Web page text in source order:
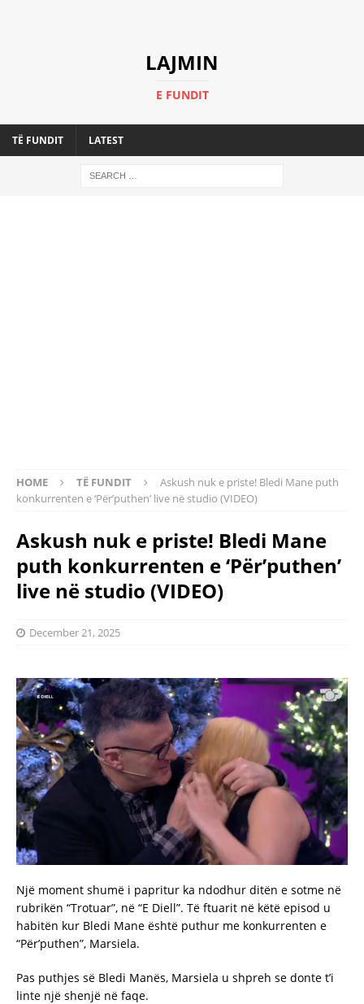
LAJMIN
E FUNDIT
TË FUNDIT LATEST
HOME TË FUNDIT
Askush nuk e priste! Bledi Mane puth
konkurrenten e ‘Për’puthen’ live në studio (VIDEO)
Askush nuk e priste! Bledi Mane
puth konkurrenten e ‘Për’puthen’
live në studio (VIDEO)
December 21, 2025
Një moment shumë i papritur ka ndodhur ditën e sotme në
rubrikën “Trotuar”, në “E Diell”. Të ftuarit në këtë episod u
habitën kur Bledi Mane është puthur me konkurrenten e
“Për’puthen”, Marsiela.
Pas puthjes së Bledi Manës, Marsiela u shpreh se donte t’i
linte një shenjë në faqe.